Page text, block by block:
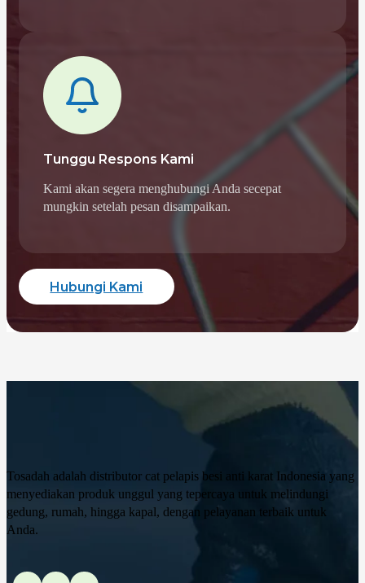
Tunggu Respons Kami
Kami akan segera menghubungi Anda secepat
mungkin setelah pesan disampaikan.
Hubungi Kami
Tosadah adalah distributor cat pelapis besi anti karat Indonesia yang
menyediakan produk unggul yang tepercaya untuk melindungi
gedung, rumah, hingga kapal, dengan pelayanan terbaik untuk
Anda.